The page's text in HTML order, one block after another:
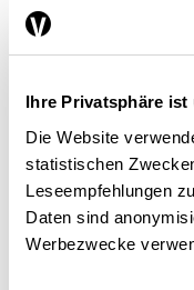
Ihre Privatsphäre
Die Website
statistischen
Leseempfehlungen
Daten sind
Werbezwecke
Schweizer
im April mit
über 20%
Konjunktur
Szenarien für